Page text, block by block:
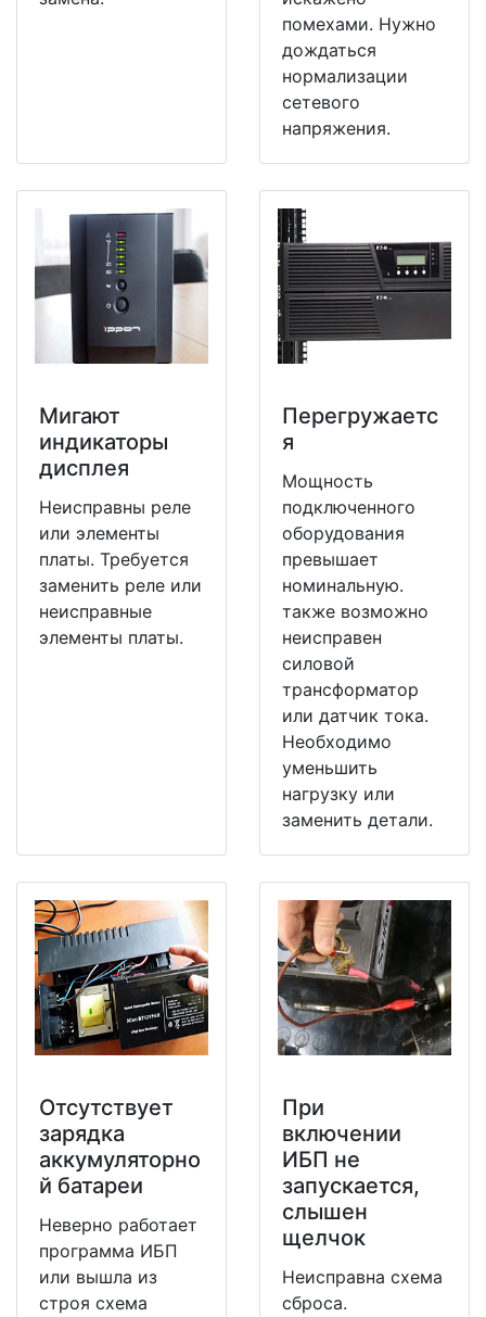
помехами. Нужно
дождаться
нормализации
сетевого
напряжения.
Мигают
индикаторы
дисплея
Неисправны реле
или элементы
платы. Требуется
заменить реле или
неисправные
элементы платы.
Перегружаетс
я
Мощность
подключенного
оборудования
превышает
номинальную.
также возможно
неисправен
силовой
трансформатор
или датчик тока.
Необходимо
уменьшить
нагрузку или
заменить детали.
Отсутствует
зарядка
аккумуляторно
й батареи
Неверно работает
программа ИБП
или вышла из
строя схема
При
включении
ИБП не
запускается,
слышен
щелчок
Неисправна схема
сброса.